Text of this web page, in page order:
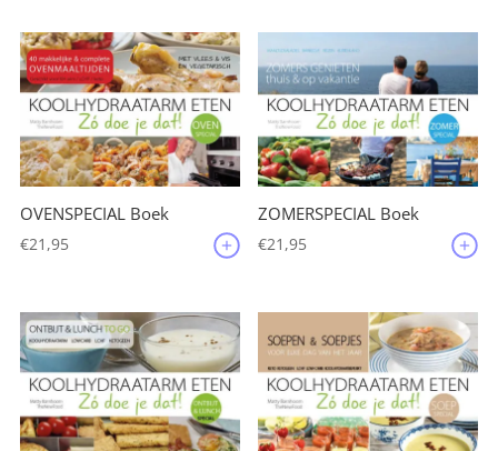
OVENSPECIAL Boek
€21,95
ZOMERSPECIAL Boek
€21,95